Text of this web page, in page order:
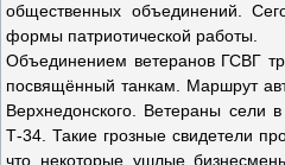
общественных объединений.
формы патриотической работы.
Объединением ветеранов ГСВГ
посвящённый танкам. Маршрут
Верхнедонского. Ветераны сели
Т-34. Такие грозные свидетели
что некоторые ушлые